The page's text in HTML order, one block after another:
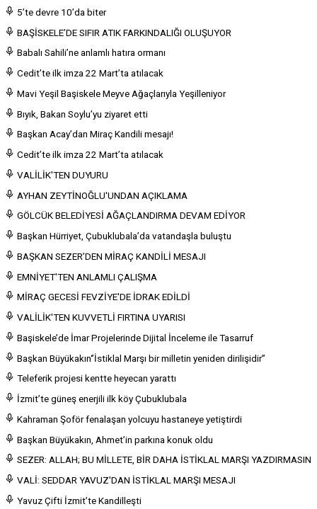
5’te devre 10’da biter
BAŞİSKELE’DE SIFIR ATIK FARKINDALIĞI OLUŞUYOR
Babalı Sahili’ne anlamlı hatıra ormanı
Cedit’te ilk imza 22 Mart’ta atılacak
Mavi Yeşil Başiskele Meyve Ağaçlarıyla Yeşilleniyor
Bıyık, Bakan Soylu’yu ziyaret etti
Başkan Acay’dan Miraç Kandili mesajı!
Cedit’te ilk imza 22 Mart’ta atılacak
VALİLİK'TEN DUYURU
AYHAN ZEYTİNOĞLU'UNDAN AÇIKLAMA
GÖLCÜK BELEDİYESİ AĞAÇLANDIRMA DEVAM EDİYOR
Başkan Hürriyet, Çubuklubala’da vatandaşla buluştu
BAŞKAN SEZER’DEN MİRAÇ KANDİLİ MESAJI
EMNİYET'TEN ANLAMLI ÇALIŞMA
MİRAÇ GECESİ FEVZİYE'DE İDRAK EDİLDİ
VALİLİK'TEN KUVVETLİ FIRTINA UYARISI
Başiskele’de İmar Projelerinde Dijital İnceleme ile Tasarruf
Başkan Büyükakın‘’İstiklal Marşı bir milletin yeniden dirilişidir’’
Teleferik projesi kentte heyecan yarattı
İzmit’te güneş enerjili ilk köy Çubuklubala
Kahraman Şoför fenalaşan yolcuyu hastaneye yetiştirdi
Başkan Büyükakın, Ahmet’in parkına konuk oldu
SEZER: ALLAH; BU MİLLETE, BİR DAHA İSTİKLAL MARŞI YAZDIRMASIN
VALİ: SEDDAR YAVUZ'DAN İSTİKLAL MARŞI MESAJI
Yavuz Çifti İzmit’te Kandilleşti